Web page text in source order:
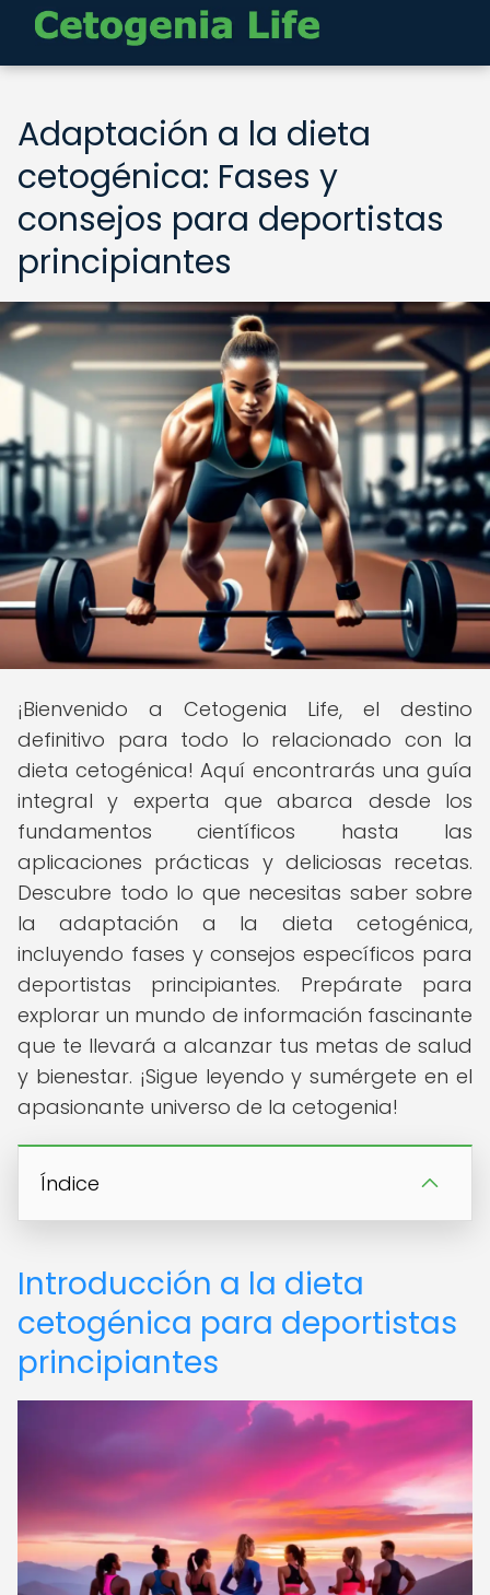
Adaptación a la dieta
cetogénica: Fases y
consejos para deportistas
principiantes
¡Bienvenido a Cetogenia Life, el destino
definitivo para todo lo relacionado con la
dieta cetogénica! Aquí encontrarás una guía
integral y experta que abarca desde los
fundamentos científicos hasta las
aplicaciones prácticas y deliciosas recetas.
Descubre todo lo que necesitas saber sobre
la adaptación a la dieta cetogénica,
incluyendo fases y consejos específicos para
deportistas principiantes. Prepárate para
explorar un mundo de información fascinante
que te llevará a alcanzar tus metas de salud
y bienestar. ¡Sigue leyendo y sumérgete en el
apasionante universo de la cetogenia!
Índice
Introducción a la dieta
cetogénica para deportistas
principiantes